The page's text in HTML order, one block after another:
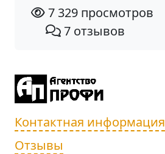
7 329 просмотров
7 отзывов
Контактная информация
Отзывы